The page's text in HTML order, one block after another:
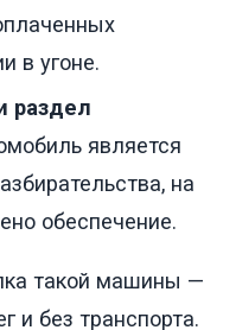
в угоне.
раздел
является
на
обеспечение.
такой машины —
и без транспорта.